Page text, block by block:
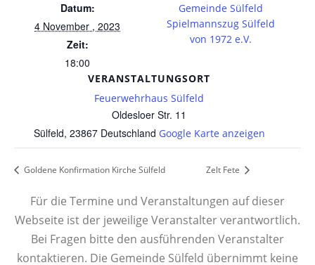
Datum:
4 November , 2023
Zeit:
18:00
VERANSTALTUNGSORT
Feuerwehrhaus Sülfeld
Oldesloer Str. 11
Sülfeld, 23867 Deutschland Google Karte anzeigen
Gemeinde Sülfeld
Spielmannszug Sülfeld
von 1972 e.V.
Goldene Konfirmation Kirche Sülfeld Zelt Fete
Für die Termine und Veranstaltungen auf dieser
Webseite ist der jeweilige Veranstalter verantwortlich.
Bei Fragen bitte den ausführenden Veranstalter
kontaktieren. Die Gemeinde Sülfeld übernimmt keine